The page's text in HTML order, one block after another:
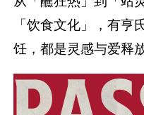
「饮食文化」，有
饪，都是灵感与爱释